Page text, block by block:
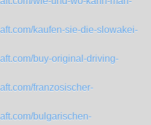
kaufen-sie-die-slowakei-
buy-original-driving-
franzosischer-
bulgarischen-